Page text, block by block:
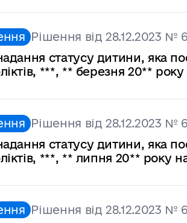
Рішення від 28.12.2023 №
статусу дитини, яка
***, ** березня 20**
Рішення від 28.12.2023 №
статусу дитини, яка
***, ** липня 20** року
Рішення від 28.12.2023 №